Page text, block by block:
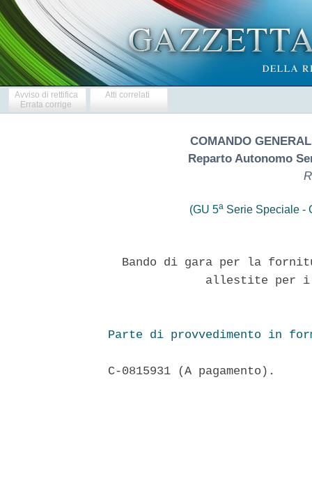
Avviso di rettifica
Errata corrige
Atti correlati
COMANDO
Reparto Autonomo
(GU 5a Serie Speciale -
Bando di gara per la
allestite per
Parte di provvedimento in